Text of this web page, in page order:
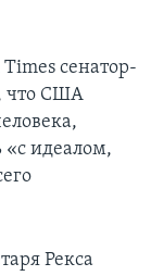
Times сенатор-
что США
«с идеалом,
Рекса